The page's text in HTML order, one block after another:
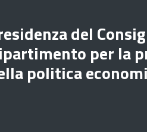
del
per la
politica